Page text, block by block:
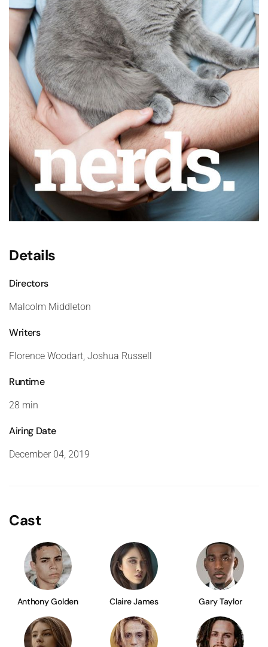
Details
Directors
Malcolm Middleton
Writers
Florence Woodart, Joshua Russell
Runtime
28 min
Airing Date
December 04, 2019
Cast
Anthony Golden Claire James Gary Taylor